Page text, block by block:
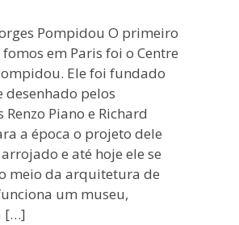
Pompidou O primeiro
em Paris foi o Centre
Ele foi fundado
desenhado pelos
Piano e Richard
a época o projeto dele
e até hoje ele se
meio da arquitetura de
um museu,
[…]